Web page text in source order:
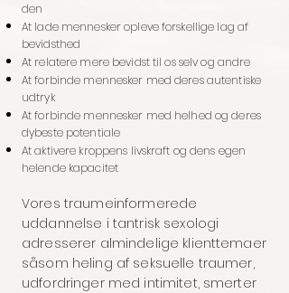
den
At lade mennesker opleve forskellige lag af
bevidsthed
At relatere mere bevidst til os selv og andre
At forbinde mennesker med deres autentiske
udtryk
At forbinde mennesker med helhed og deres
dybeste potentiale
At aktivere kroppens livskraft og dens egen
helende kapacitet
Vores traumeinformerede
uddannelse i tantrisk sexologi
adresserer almindelige klienttemaer
såsom heling af seksuelle traumer,
udfordringer med intimitet, smerter